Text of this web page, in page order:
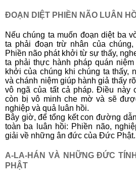
ĐOẠN DIỆT PHIỀN NÃO LUÂN
Nếu chúng ta muốn đoạn diệt ba
ta phải đoạn trừ nhân của
Phiền não phát khởi từ sự thấy,
ta phải thực hành pháp quán
khởi của chúng khi chúng ta thấy,
và chánh niệm giúp hành giả thấy
vô ngã của tất cả pháp. Ðiều này
còn bị vô minh che mờ và sẽ
nghiệp và quả luân hồi.
Bây giờ, để tổng kết con đường
toàn ba luân hồi: Phiền não,
giải về những ân đức của Ðức Phật.
A-LA-HÁN VÀ NHỮNG ĐỨC
PHẬT